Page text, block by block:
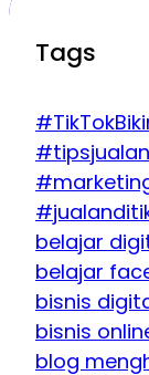
Tags
belajar
belajar
bisnis
bisnis
blog